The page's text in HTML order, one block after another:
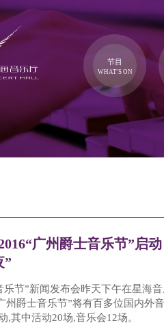
节目
WHAT'S ON
广州爵士音乐节”启
”
乐节”新闻发布会昨天下午在星海
州爵士音乐节”将有百多位国内外
,其中活动20场,音乐会12场。